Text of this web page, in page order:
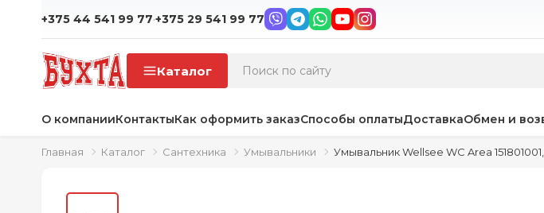
+375 44 541 99 77·+375 29 541 99 77
Каталог
О компанииКонтактыКак оформить заказСпособы оплатыДоставкаОбмен и
Главная Каталог Сантехника Умывальники Умывальник Wellsee WC Area 151801001,